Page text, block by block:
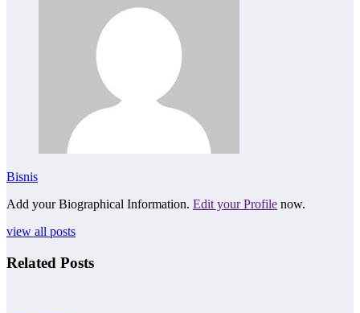
Bisnis
Add your Biographical Information. Edit your Profile now.
view all posts
Related Posts